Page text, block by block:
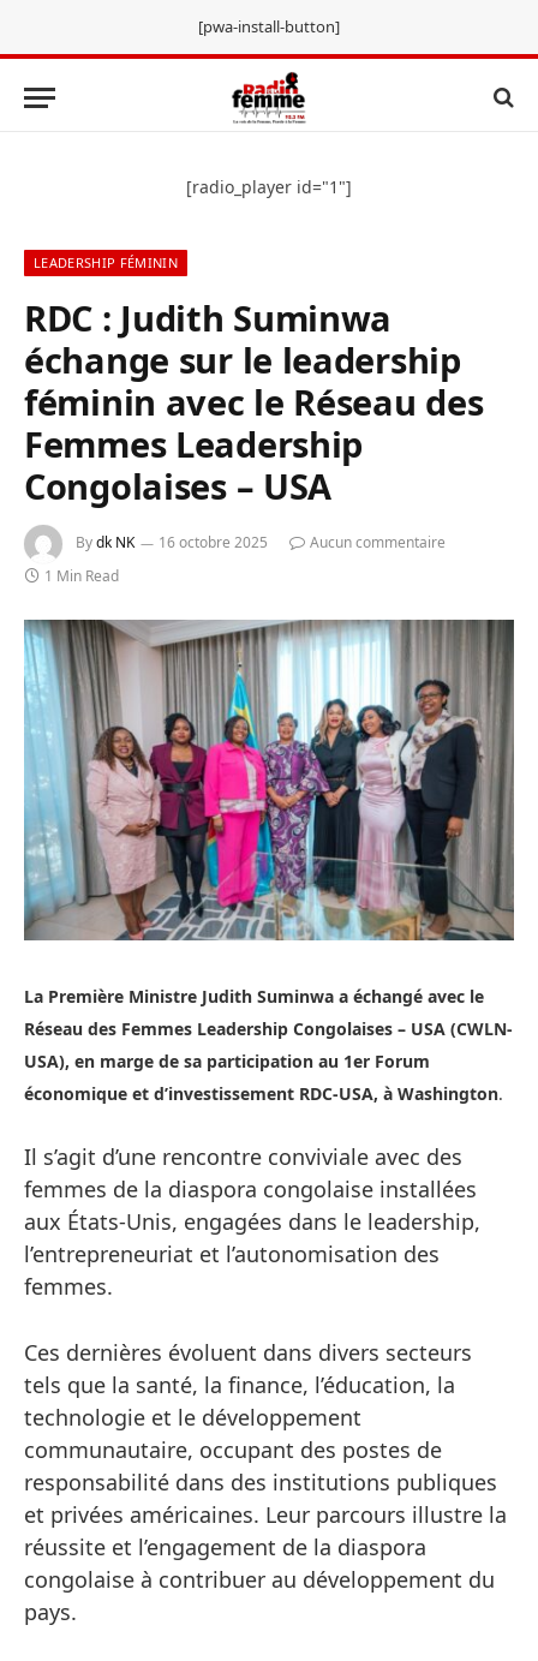
[pwa-install-button]
[radio_player id="1"]
LEADERSHIP FÉMININ
RDC : Judith Suminwa
échange sur le leadership
féminin avec le Réseau des
Femmes Leadership
Congolaises – USA
Bydk NK 16 octobre 2025
Aucun commentaire
1 Min Read
La Première Ministre Judith Suminwa a échangé avec le
Réseau des Femmes Leadership Congolaises – USA (CWLN-
USA), en marge de sa participation au 1er Forum
économique et d’investissement RDC-USA, à Washington.
Il s’agit d’une rencontre conviviale avec des
femmes de la diaspora congolaise installées
aux États-Unis, engagées dans le leadership,
l’entrepreneuriat et l’autonomisation des
femmes.
Ces dernières évoluent dans divers secteurs
tels que la santé, la finance, l’éducation, la
technologie et le développement
communautaire, occupant des postes de
responsabilité dans des institutions publiques
et privées américaines. Leur parcours illustre la
réussite et l’engagement de la diaspora
congolaise à contribuer au développement du
pays.